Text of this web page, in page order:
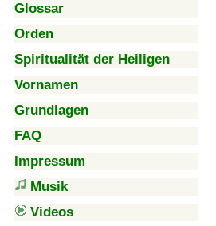
Glossar
Orden
Spiritualität der Heiligen
Vornamen
Grundlagen
FAQ
Impressum
Musik
Videos